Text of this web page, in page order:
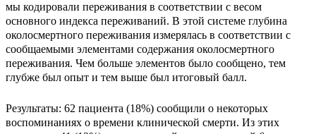
мы кодировали переживания в соответствии с весом
основного индекса переживаний. В этой системе глубина
околосмертного переживания измерялась в соответствии с
сообщаемыми элементами содержания околосмертного
переживания. Чем больше элементов было сообщено, тем
глубже был опыт и тем выше был итоговый балл.
Результаты: 62 пациента (18%) сообщили о некоторых
воспоминаниях о времени клинической смерти. Из этих